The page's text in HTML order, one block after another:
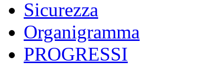
Sicurezza
Organigramma
PROGRESSI